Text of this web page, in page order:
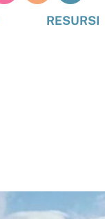
RESURSI